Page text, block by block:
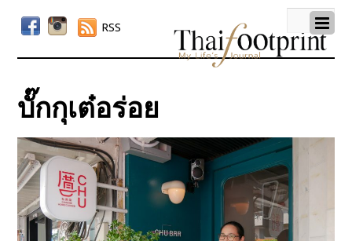
RSS
บั๊กกุเต๋อร่อย